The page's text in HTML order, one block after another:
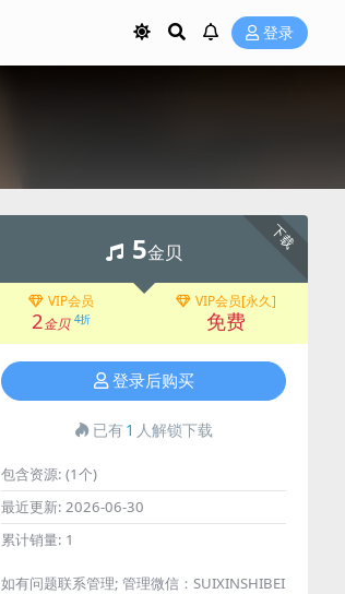
登录
下载
5金贝
VIP会员
2金贝 4折
VIP会员[永久]
免费
登录后购买
已有1 人解锁下载
包含资源: (1个)
最近更新: 2026-06-30
累计销量: 1
如有问题联系管理; 管理微信：SUIXINSHIBEI